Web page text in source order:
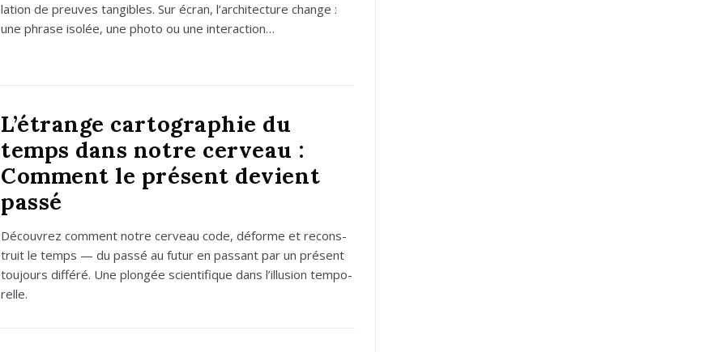
la­tion de preuves tan­gibles. Sur écran, l’architecture change :
une phrase iso­lée, une pho­to ou une inter­ac­tion…
L’étrange cartographie du
temps dans notre cerveau :
Comment le présent devient
passé
Décou­vrez com­ment notre cer­veau code, déforme et recons­
truit le temps — du pas­sé au futur en pas­sant par un pré­sent
tou­jours dif­fé­ré. Une plon­gée scien­ti­fique dans l’illusion tem­po­
relle.